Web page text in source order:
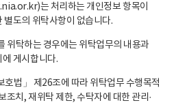
는 처리하는 개인정보 항목이
별도의 위탁사항이 없습니다.
위탁하는 경우에는 위탁업무의 내용과
게시합니다.
호법」 제26조에 따라 위탁업무 수행목적
조치, 재위탁 제한, 수탁자에 대한 관리·